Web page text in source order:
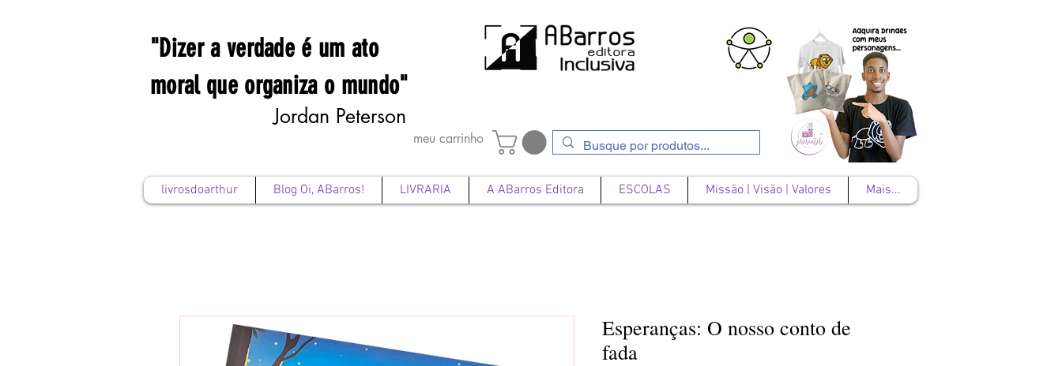
"Dizer a verdade é um ato
moral que organiza o mundo"
Jordan Peterson
meu carrinho
livrosdoarthur Blog Oi, ABarros! LIVRARIA A ABarros Editora ESCOLAS Missão | Visão | Valores Mais...
Esperanças: O nosso conto de
fada